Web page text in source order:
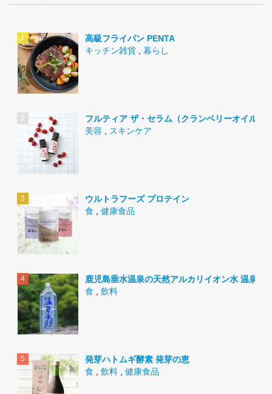
高級フライパン PENTA
キッチン雑貨
暮らし
フルティア ザ・セラム（クランベリーオイル）
美容
スキンケア
ウルトラフーズ プロテイン
食
健康食品
鹿児島垂水温泉の天然アルカリイオン水 温泉水
食
飲料
発芽ハトムギ酵素 発芽の恵
食
飲料 健康食品